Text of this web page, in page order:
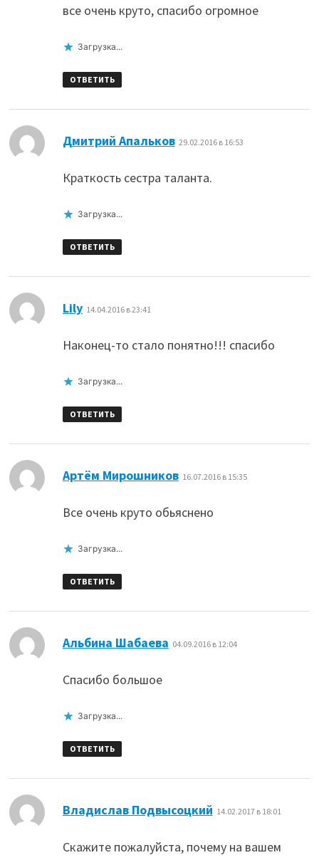
все очень круто, спасибо огромное
Загрузка...
ОТВЕТИТЬ
Дмитрий Апальков: 29.02.2016 в 16:53
Краткость сестра таланта.
Загрузка...
ОТВЕТИТЬ
Lily: 14.04.2016 в 23:41
Наконец-то стало понятно!!! спасибо
Загрузка...
ОТВЕТИТЬ
Артём Мирошников: 16.07.2016 в 15:35
Все очень круто обьяснено
Загрузка...
ОТВЕТИТЬ
Альбина Шабаева 04.09.2016 в 12:04
Спасибо большое
Загрузка...
ОТВЕТИТЬ
Владислав Подвысоцкий 14.02.2017 в 18:01
Скажите пожалуйста, почему на вашем